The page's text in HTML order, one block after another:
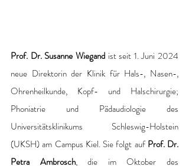
Prof. Dr. Susanne Wiegand ist seit 1. Juni 2024
neue Direktorin der Klinik für Hals-, Nasen-,
Ohrenheilkunde, Kopf- und Halschirurgie;
Phoniatrie und Pädaudiologie des
Universitätsklinikums Schleswig-Holstein
(UKSH) am Campus Kiel. Sie folgt auf Prof. Dr.
Petra Ambrosch, die im Oktober des